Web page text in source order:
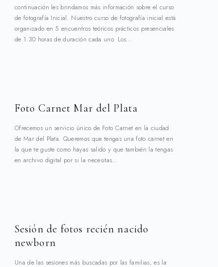
continuación les brindamos más información sobre el curso
de fotografía Inicial. Nuestro curso de fotografía inicial está
organizado en 5 encuentros teóricos prácticos presenciales
de 1.30 horas de duración cada uno. Los…
Foto Carnet Mar del Plata
Ofrecemos un servicio único de Foto Carnet en la ciudad
de Mar del Plata. Queremos que tengas una foto carnet en
la que te guste como hayas salido y que también la tengas
en archivo digital por si la necesitas…
Sesión de fotos recién nacido
newborn
Una de las sesiones más buscadas por las familias, es la